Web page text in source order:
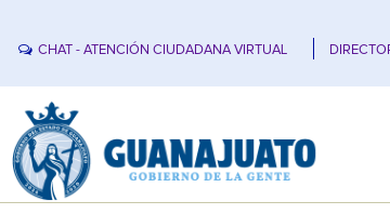
CHAT - ATENCIÓN CIUDADANA VIRTUAL